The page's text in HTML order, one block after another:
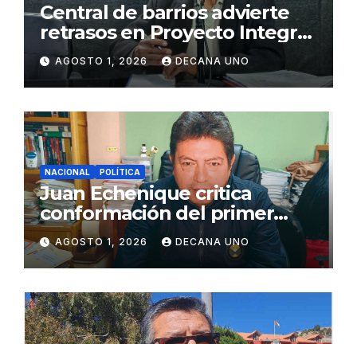
Central de barrios advierte
retrasos en Proyecto Integral
de Agua y Alcantarillado para
Juliaca
AGOSTO 1, 2026 DECANA UNO
NACIONAL POLÍTICA
Juan Echenique critica
conformación del primer
gabinete ministerial de Keiko
Fujimori
AGOSTO 1, 2026 DECANA UNO